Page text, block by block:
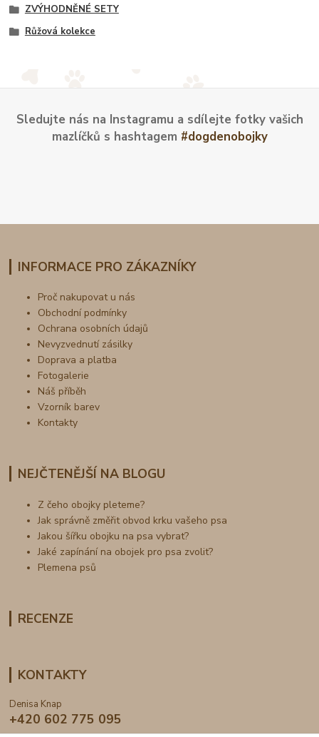
ZVÝHODNĚNÉ SETY
Růžová kolekce
Sledujte nás na Instagramu a sdílejte fotky vašich
mazlíčků s hashtagem #dogdenobojky
INFORMACE PRO ZÁKAZNÍKY
Proč nakupovat u nás
Obchodní podmínky
Ochrana osobních údajů
Nevyzvednutí zásilky
Doprava a platba
Fotogalerie
Náš příběh
Vzorník barev
Kontakty
NEJČTENĚJŠÍ NA BLOGU
Z čeho obojky pleteme?
Jak správně změřit obvod krku vašeho psa
Jakou šířku obojku na psa vybrat?
Jaké zapínání na obojek pro psa zvolit?
Plemena psů
RECENZE
KONTAKTY
Denisa Knap
+420 602 775 095